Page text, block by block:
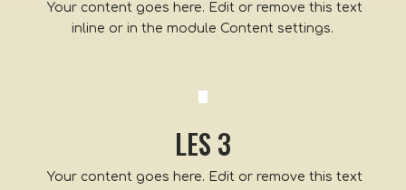
Your content goes here. Edit or remove this text
inline or in the module Content settings.
LES 3
Your content goes here. Edit or remove this text